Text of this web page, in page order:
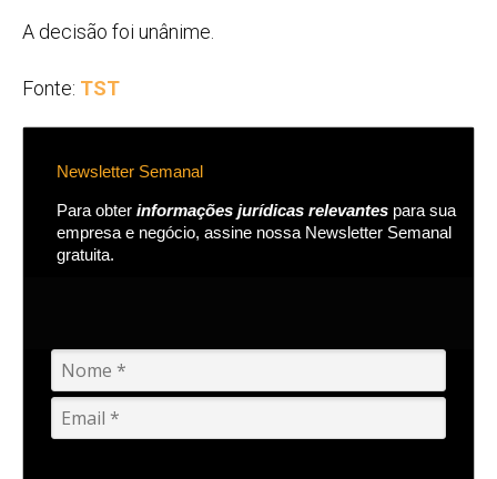
A decisão foi unânime.
Fonte: TST
Newsletter Semanal
Para obter informações jurídicas relevantes para sua
empresa e negócio, assine nossa Newsletter Semanal
gratuita.